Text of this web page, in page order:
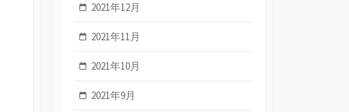
2021年12月
2021年11月
2021年10月
2021年9月